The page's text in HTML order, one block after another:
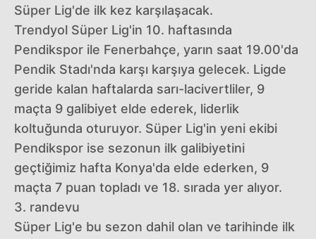
Süper Lig'de ilk kez karşılaşacak.
Trendyol Süper Lig'in 10. haftasında
Pendikspor ile Fenerbahçe, yarın saat 19.00'da
Pendik Stadı'nda karşı karşıya gelecek. Ligde
geride kalan haftalarda sarı-lacivertliler, 9
maçta 9 galibiyet elde ederek, liderlik
koltuğunda oturuyor. Süper Lig'in yeni ekibi
Pendikspor ise sezonun ilk galibiyetini
geçtiğimiz hafta Konya'da elde ederken, 9
maçta 7 puan topladı ve 18. sırada yer alıyor.
3. randevu
Süper Lig'e bu sezon dahil olan ve tarihinde ilk